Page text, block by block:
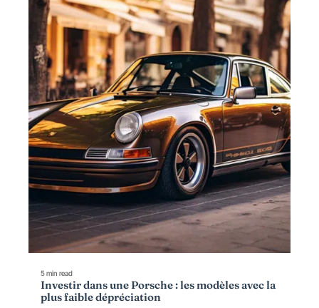
5 min read
Investir dans une Porsche : les modèles avec la
plus faible dépréciation